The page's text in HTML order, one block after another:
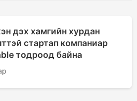
дэх хамгийн хурдан
стартап компаниар
тодроод байна